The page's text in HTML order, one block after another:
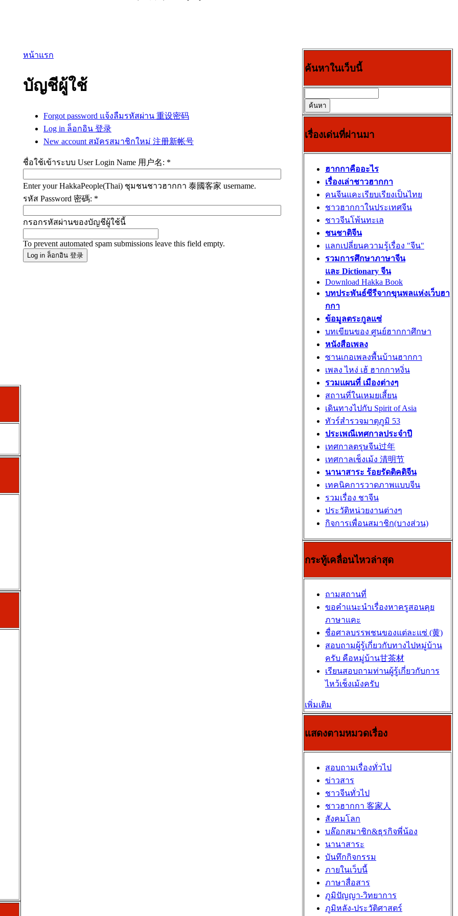
หน้าแรก
บัญชีผู้ใช้
Forgot password แจ้งลืมรหัสผ่าน 重设密码
Log in ล็อกอิน 登录
New account สมัครสมาชิกใหม่ 注册新帐号
ชื่อใช้เข้าระบบ User Login Name 用户名: *
Enter your HakkaPeople(Thai) ชุมชนชาวฮากกา 泰國客家 username.
รหัส Password 密碼: *
กรอกรหัสผ่านของบัญชีผู้ใช้นี้
To prevent automated spam submissions leave this field empty.
ค้นหาในเว็บนี้
เรื่องเด่นที่ผ่านมา
ฮากกาคืออะไร
เรื่องเล่าชาวฮากกา
คนจีนแคะเรียบเรียงเป็นไทย
ชาวฮากกาในประเทศจีน
ชาวจีนโพ้นทะเล
ชนชาติจีน
แลกเปลี่ยนความรู้เรื่อง "จีน"
รวมการศึกษาภาษาจีน
และ Dictionary จีน
Download Hakka Book
บทประพันธ์ซีรีจากขุนพลแห่งเว็บฮา
กกา
ข้อมูลตระกูลแซ่
บทเขียนของ ศูนย์ฮากกาศึกษา
หนังสือเพลง
ซานเกอเพลงพื้นบ้านฮากกา
เพลง ไหง่ เฮ้ ฮากกาหงิ่น
รวมแผนที่ เมืองต่างๆ
สถานที่ในเหมยเสี้ยน
เดินทางไปกับ Spirit of Asia
ทัวร์สำรวจมาตุภูมิ 53
ประเพณีเทศกาลประจำปี
เทศกาลตรุษจีน过年
เทศกาลเช็งเม้ง 清明节
นานาสาระ ร้อยรัดติคติจีน
เทคนิคการวาดภาพแบบจีน
รวมเรื่อง ชาจีน
ประวัติหน่วยงานต่างๆ
กิจการเพื่อนสมาชิก(บางส่วน)
กระทู้เคลื่อนไหวล่าสุด
ถามสถานที่
ขอคำแนะนำเรื่องหาครูสอนคุย
ภาษาแคะ
ชื่อศาลบรรพชนของแต่ละแซ่ (黄)
สอบถามผู้รู้เกี่ยวกับทางไปหมู่บ้าน
ครับ คือหมู่บ้าน甘茶材
เรียนสอบถามท่านผู้รู้เกี่ยวกับการ
ไหว้เช็งเม้งครับ
เพิ่มเติม
แสดงตามหมวดเรื่อง
สอบถามเรื่องทั่วไป
ข่าวสาร
ชาวจีนทั่วไป
ชาวฮากกา 客家人
สังคมโลก
บล๊อกสมาชิก&ธุรกิจพี่น้อง
นานาสาระ
บันทึกกิจกรรม
ภายในเว็บนี้
ภาษาสื่อสาร
ภูมิปัญญา-วิทยาการ
ภูมิหลัง-ประวัติศาสตร์